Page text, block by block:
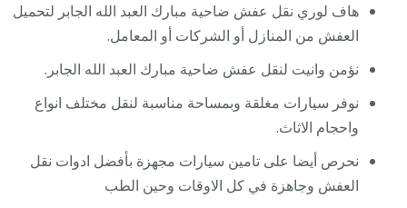
هاف لوري نقل عفش ضاحية مبارك العبد الله الجابر لتحميل
العفش من المنازل أو الشركات أو المعامل.
نؤمن وانيت لنقل عفش ضاحية مبارك العبد الله الجابر.
نوفر سيارات مغلقة وبمساحة مناسبة لنقل مختلف انواع
واحجام الاثاث.
نحرص أيضا على تامين سيارات مجهزة بأفضل ادوات نقل
العفش وجاهزة في كل الاوقات وحين الطب